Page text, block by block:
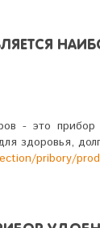
- это прибор
здоровья,
pribory/